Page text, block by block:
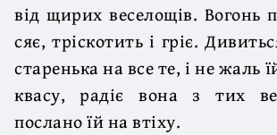
від щирих веселощів. Вогонь
сяє, тріскотить і гріє.
старенька на все те, і не жаль
квасу, радіє вона з тих
послано їй на втіху.